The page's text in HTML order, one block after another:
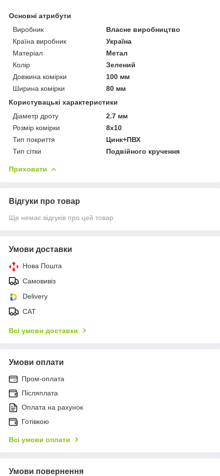
Основні атрибути
Виробник
Власне виробництво
Країна виробник
Україна
Матеріал
Метал
Колір
Зелений
Довжина комірки
100 мм
Ширина комірки
80 мм
Користувацькі характеристики
Діаметр дроту
2.7 мм
Розмір комірки
8х10
Тип покриття
Цинк+ПВХ
Тип сітки
Подвійного кручення
Приховати
Відгуки про товар
Ще немає відгуків про цей товар
Умови доставки
Нова Пошта
Самовивіз
Delivery
САТ
Всі умови доставки
Умови оплати
Пром-оплата
Післяплата
Оплата на рахунок
Готівкою
Всі умови оплати
Умови повернення